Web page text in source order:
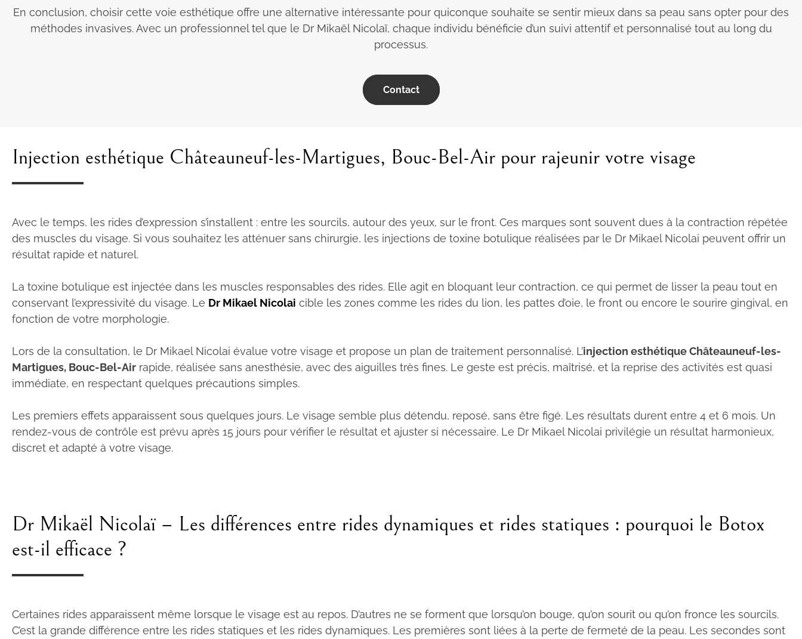
En conclusion, choisir cette voie esthétique offre une alternative intéressante pour quiconque souhaite se sentir mieux dans sa peau sans opter pour des
méthodes invasives. Avec un professionnel tel que le Dr Mikaël Nicolaï, chaque individu bénéficie d’un suivi attentif et personnalisé tout au long du
processus.
Contact
Injection esthétique Châteauneuf-les-Martigues, Bouc-Bel-Air pour rajeunir votre visage
Avec le temps, les rides d’expression s’installent : entre les sourcils, autour des yeux, sur le front. Ces marques sont souvent dues à la contraction répétée
des muscles du visage. Si vous souhaitez les atténuer sans chirurgie, les injections de toxine botulique réalisées par le Dr Mikael Nicolai peuvent offrir un
résultat rapide et naturel.
La toxine botulique est injectée dans les muscles responsables des rides. Elle agit en bloquant leur contraction, ce qui permet de lisser la peau tout en
conservant l’expressivité du visage. Le Dr Mikael Nicolai cible les zones comme les rides du lion, les pattes d’oie, le front ou encore le sourire gingival, en
fonction de votre morphologie.
Lors de la consultation, le Dr Mikael Nicolai évalue votre visage et propose un plan de traitement personnalisé. L’injection esthétique Châteauneuf-les-
Martigues, Bouc-Bel-Air rapide, réalisée sans anesthésie, avec des aiguilles très fines. Le geste est précis, maîtrisé, et la reprise des activités est quasi
immédiate, en respectant quelques précautions simples.
Les premiers effets apparaissent sous quelques jours. Le visage semble plus détendu, reposé, sans être figé. Les résultats durent entre 4 et 6 mois. Un
rendez-vous de contrôle est prévu après 15 jours pour vérifier le résultat et ajuster si nécessaire. Le Dr Mikael Nicolai privilégie un résultat harmonieux,
discret et adapté à votre visage.
Dr Mikaël Nicolaï – Les différences entre rides dynamiques et rides statiques : pourquoi le Botox
est-il efficace ?
Certaines rides apparaissent même lorsque le visage est au repos. D’autres ne se forment que lorsqu’on bouge, qu’on sourit ou qu’on fronce les sourcils.
C’est la grande différence entre les rides statiques et les rides dynamiques. Les premières sont liées à la perte de fermeté de la peau. Les secondes sont